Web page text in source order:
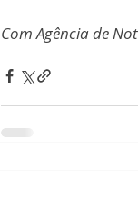
Com Agência de